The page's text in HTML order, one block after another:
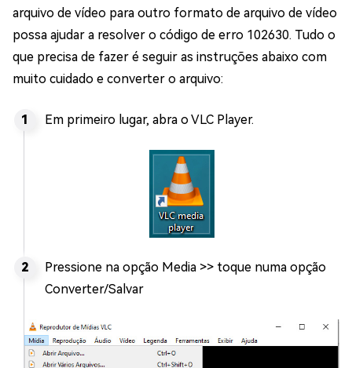
arquivo de vídeo para outro formato de arquivo de vídeo
possa ajudar a resolver o código de erro 102630. Tudo o
que precisa de fazer é seguir as instruções abaixo com
muito cuidado e converter o arquivo:
Em primeiro lugar, abra o VLC Player.
Pressione na opção Media >> toque numa opção
Converter/Salvar